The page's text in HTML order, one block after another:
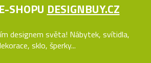
SHOPU DESIGNBUY.CZ
designem světa! Nábytek, svítidla,
sklo, šperky...